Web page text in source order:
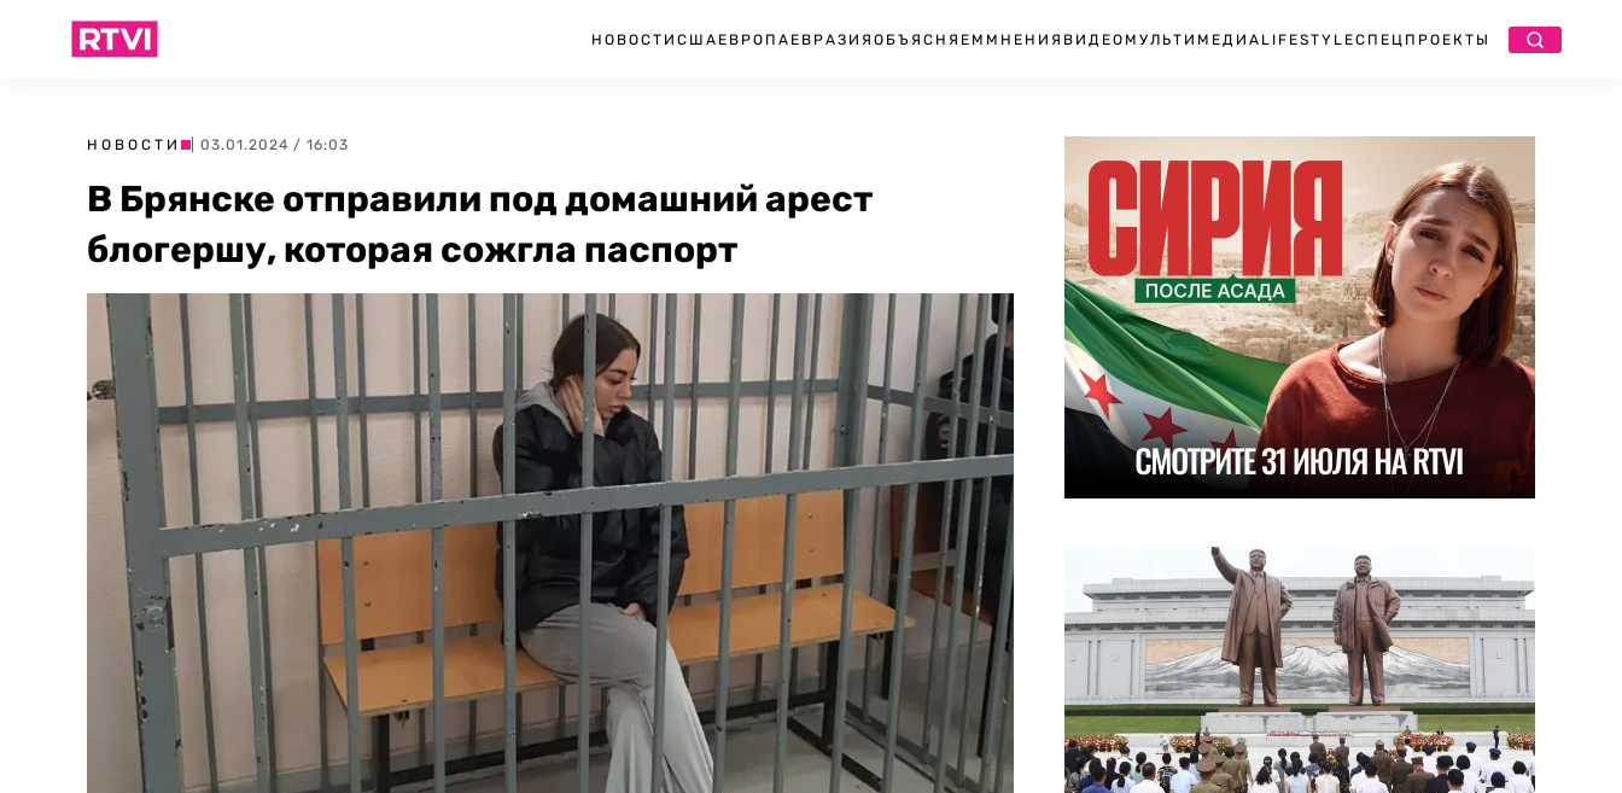
НОВОСТИ США ЕВРОПА ЕВРАЗИЯ ОБЪЯСНЯЕМ МНЕНИЯ ВИДЕО МУЛЬТИМЕДИА LIFESTYLEСПЕЦПРОЕКТЫ
НОВОСТИ | 03.01.2024 / 16:03
В Брянске отправили под домашний арест
блогершу, которая сожгла паспорт